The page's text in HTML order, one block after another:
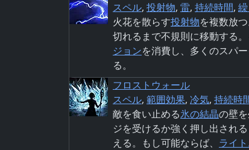
スペル, 投射物, 雷, 持続時間,
火花を散らす投射物を複数放
切れるまで不規則に移動する。
ジョンを消費し、多くのスパ
る。
フロストウォール
スペル, 範囲効果, 冷気, 持続時
敵を食い止める氷の結晶の壁を
ジを受けるか強く押し出され
える。もし可能ならば、 ライ